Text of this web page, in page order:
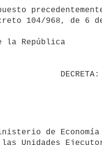
104/968, de 6
Unidades